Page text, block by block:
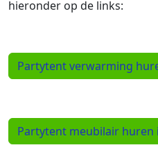
hieronder op de links:
Partytent verwarming
Partytent meubilair huren